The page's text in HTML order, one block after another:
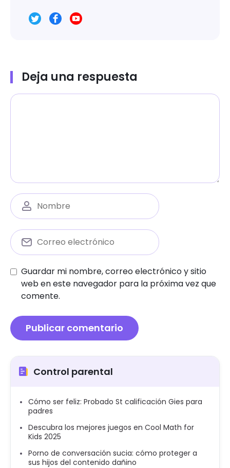
Deja una respuesta
Guardar mi nombre, correo electrónico y sitio
web en este navegador para la próxima vez que
comente.
Control parental
Cómo ser feliz: Probado St calificación Gies para
padres
Descubra los mejores juegos en Cool Math for
Kids 2025
Porno de conversación sucia: cómo proteger a
sus hijos del contenido dañino